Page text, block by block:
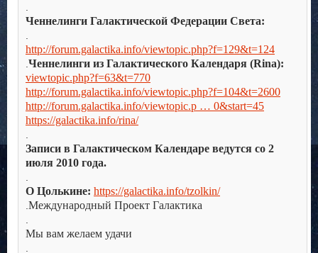
Ченнелинги Галактической Федерации Света:
http://forum.galactika.info/viewtopic.php?f=129&t=124
Ченнелинги из Галактического Календаря (Rina):
viewtopic.php?f=63&t=770
http://forum.galactika.info/viewtopic.php?f=104&t=2600
http://forum.galactika.info/viewtopic.p … 0&start=45
https://galactika.info/rina/
Записи в Галактическом Календаре ведутся со 2
июля 2010 года.
О Цолькине: https://galactika.info/tzolkin/
Международный Проект Галактика
Мы вам желаем удачи